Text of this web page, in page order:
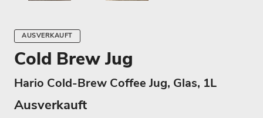
AUSVERKAUFT
Cold Brew Jug
Hario Cold-Brew Coffee Jug, Glas, 1L
Ausverkauft